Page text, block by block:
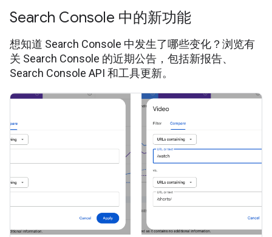
Search Console 中的新功能
想知道 Search Console 中发生了哪些变化？浏览有
关 Search Console 的近期公告，包括新报告、
Search Console API 和工具更新。